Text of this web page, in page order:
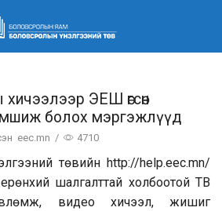
ЭЕШ өгсөн
болох мэргэжлүүд
eec.mn / 4710
төвийн http://help.eec.mn/
шалгалттай холбоотой ТВ
видео хичээл, жишиг